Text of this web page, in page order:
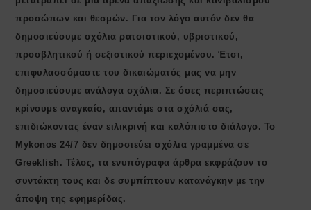
προσώπων και θεσμών. Για τον λόγο αυτόν δεν θα
δημοσιεύουμε σχόλια ρατσιστικού, υβριστικού,
προσβλητικού ή σεξιστικού περιεχομένου. Έτσι,
επιφυλασσόμαστε του δικαιώματός μας να μην
δημοσιεύουμε ανάλογα σχόλια. Σε όσες περιπτώσεις
κρίνουμε αναγκαίο, απαντάμε στα σχόλιά σας,
επιδιώκοντας έναν ειλικρινή και καλόπιστο διάλογο. Το
Μykonos 24/7 δεν δημοσιεύει σχόλια γραμμένα σε
Greeklish. Τέλος, τα ενυπόγραφα άρθρα εκφράζουν το
συντάκτη τους και δε συμπίπτουν κατανάγκην με την
άποψη της εφημερίδας.